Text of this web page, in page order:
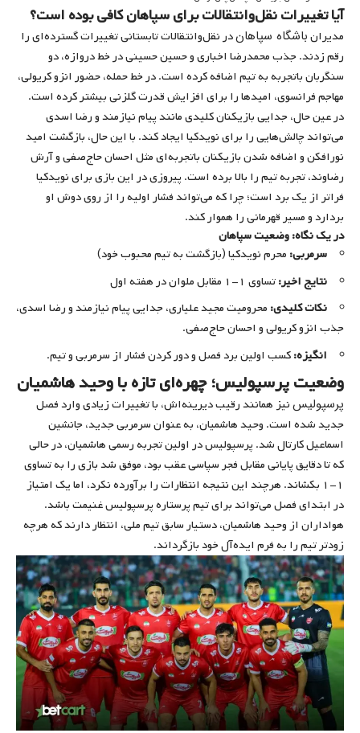
آیا تغییرات نقل‌وانتقالات برای سپاهان کافی بوده است؟
مدیرانباشگاه سپاهاندر نقل‌وانتقالات تابستانی تغییرات گسترده‌ای را
رقم زدند. جذب محمدرضا اخباری و حسین حسینی در خط دروازه، دو
سنگربان باتجربه به تیم اضافه کرده است. در خط حمله، حضور انزو کریولی،
مهاجم فرانسوی، امیدها را برای افزایش قدرت گلزنی بیشتر کرده است.
در عین حال، جدایی بازیکنان کلیدی مانند پیام نیازمند و رضا اسدی
می‌تواند چالش‌هایی را برای نویدکیا ایجاد کند. با این حال، بازگشت امید
نورافکن و اضافه شدن بازیکنان باتجربه‌ای مثل احسان حاج‌صفی و آرش
رضاوند، تجربه تیم را بالا برده است. پیروزی در این بازی برای نویدکیا
فراتر از یک برد است؛ چرا که می‌تواند فشار اولیه را از روی دوش او
بردارد و مسیر قهرمانی را هموار کند.
در یک نگاه: وضعیت سپاهان
سرمربی: محرم نویدکیا (بازگشت به تیم محبوب خود)
نتایج اخیر:تساوی ۱-۱ مقابل ملوان در هفته اول
نکات کلیدی: محرومیت مجید علیاری، جدایی پیام نیازمند و رضا اسدی،
جذب انزو کریولی و احسان حاج‌صفی.
انگیزه:کسب اولین برد فصل و دور کردن فشار از سرمربی و تیم.
وضعیت پرسپولیس؛ چهره‌ای تازه با وحید هاشمیان
پرسپولیسنیز همانند رقیب دیرینه‌اش، با تغییرات زیادی وارد فصل
جدید شده است. وحید هاشمیان، به عنوان سرمربی جدید، جانشین
اسماعیل کارتال شد. پرسپولیس در اولین تجربه رسمی هاشمیان، در حالی
که تا دقایق پایانی مقابل فجر سپاسی عقب بود، موفق شد بازی را به تساوی
۱-۱ بکشاند. هرچند این نتیجه انتظارات را برآورده نکرد، اما یک امتیاز
در ابتدای فصل می‌تواند برای تیم پرستاره پرسپولیس غنیمت باشد.
هواداران از وحید هاشمیان، دستیار سابق تیم ملی، انتظار دارند که هرچه
زودتر تیم را به فرم ایده‌آل خود بازگرداند.